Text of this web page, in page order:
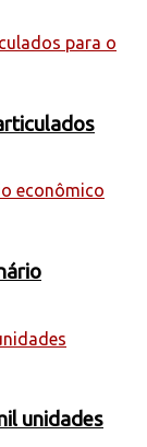
unidades